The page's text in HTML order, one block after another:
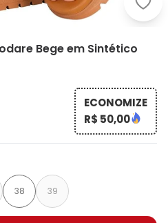
Bege em Sintético
ECONOMIZE
R$ 50,00
38 39